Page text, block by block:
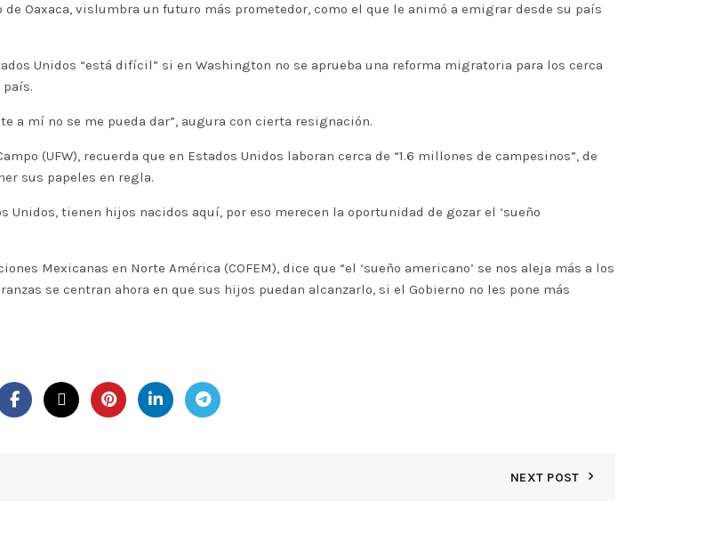
Oaxaca, vislumbra un futuro más prometedor, como el que le animó a emigrar desde su país
Unidos “está difícil” si en Washington no se aprueba una reforma migratoria para los cerca
a mí no se me pueda dar”, augura con cierta resignación.
(UFW), recuerda que en Estados Unidos laboran cerca de “1.6 millones de campesinos”, de
sus papeles en regla.
tienen hijos nacidos aquí, por eso merecen la oportunidad de gozar el ‘sueño
Mexicanas en Norte América (COFEM), dice que “el ‘sueño americano’ se nos aleja más a los
se centran ahora en que sus hijos puedan alcanzarlo, si el Gobierno no les pone más
NEXT POST